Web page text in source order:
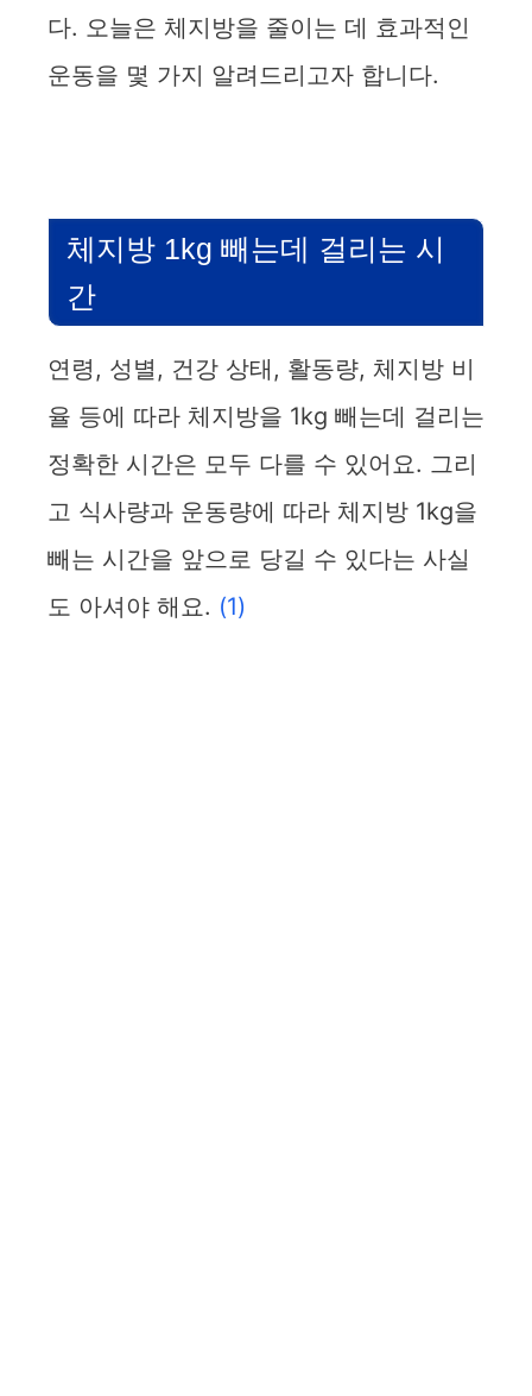
다. 오늘은 체지방을 줄이는 데 효과적인
운동을 몇 가지 알려드리고자 합니다.
체지방 1kg 빼는데 걸리는 시
간
연령, 성별, 건강 상태, 활동량, 체지방 비
율 등에 따라 체지방을 1kg 빼는데 걸리는
정확한 시간은 모두 다를 수 있어요. 그리
고 식사량과 운동량에 따라 체지방 1kg을
빼는 시간을 앞으로 당길 수 있다는 사실
도 아셔야 해요. (1)